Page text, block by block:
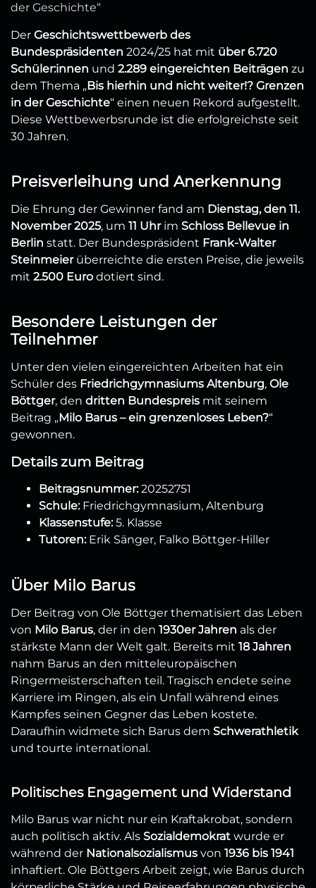
der Geschichte“
Der Geschichtswettbewerb des
Bundespräsidenten 2024/25 hat mit über 6.720
Schüler:innen und 2.289 eingereichten Beiträgen zu
dem Thema „Bis hierhin und nicht weiter!? Grenzen
in der Geschichte“ einen neuen Rekord aufgestellt.
Diese Wettbewerbsrunde ist die erfolgreichste seit
30 Jahren.
Preisverleihung und Anerkennung
Die Ehrung der Gewinner fand am Dienstag, den 11.
November 2025, um 11 Uhrim Schloss Bellevue in
Berlin statt. Der Bundespräsident Frank-Walter
Steinmeierüberreichte die ersten Preise, die jeweils
mit 2.500 Euro dotiert sind.
Besondere Leistungen der
Teilnehmer
Unter den vielen eingereichten Arbeiten hat ein
Schüler des Friedrichgymnasiums Altenburg, Ole
Böttger, den dritten Bundespreis mit seinem
Beitrag „Milo Barus – ein grenzenloses Leben?“
gewonnen.
Details zum Beitrag
Beitragsnummer:20252751
Schule:Friedrichgymnasium, Altenburg
Klassenstufe:5. Klasse
Tutoren:Erik Sänger, Falko Böttger-Hiller
Über Milo Barus
Der Beitrag von Ole Böttger thematisiert das Leben
von Milo Barus, der in den 1930er Jahren als der
stärkste Mann der Welt galt. Bereits mit 18 Jahren
nahm Barus an den mitteleuropäischen
Ringermeisterschaften teil. Tragisch endete seine
Karriere im Ringen, als ein Unfall während eines
Kampfes seinen Gegner das Leben kostete.
Daraufhin widmete sich Barus dem Schwerathletik
und tourte international.
Politisches Engagement und Widerstand
Milo Barus war nicht nur ein Kraftakrobat, sondern
auch politisch aktiv. Als Sozialdemokrat wurde er
während der Nationalsozialismus von 1936 bis 1941
inhaftiert. Ole Böttgers Arbeit zeigt, wie Barus durch